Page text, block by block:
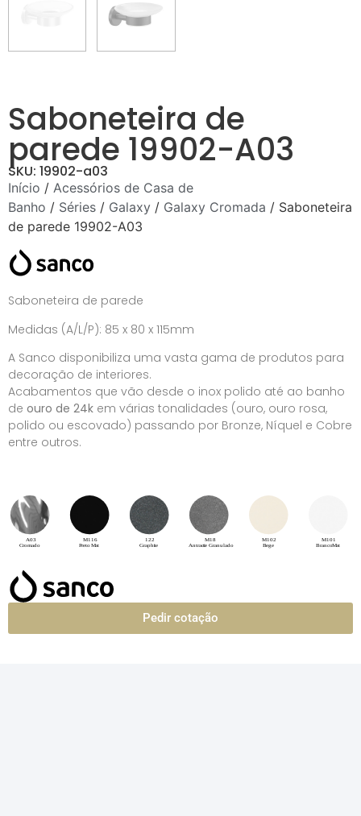
Saboneteira de
parede 19902-A03
SKU: 19902-a03
Início / Acessórios de Casa de
Banho / Séries / Galaxy / Galaxy Cromada / Saboneteira
de parede 19902-A03
Saboneteira de parede
Medidas (A/L/P): 85 x 80 x 115mm
A Sanco disponibiliza uma vasta gama de produtos para
decoração de interiores.
Acabamentos que vão desde o inox polido até ao banho
de ouro de 24k em várias tonalidades (ouro, ouro rosa,
polido ou escovado) passando por Bronze, Níquel e Cobre
entre outros.
Pedir cotação